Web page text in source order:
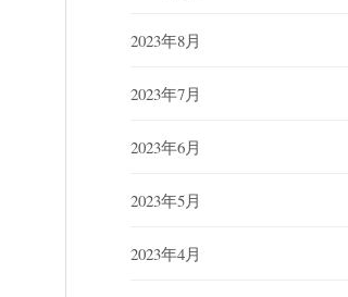
2023年8月
2023年7月
2023年6月
2023年5月
2023年4月